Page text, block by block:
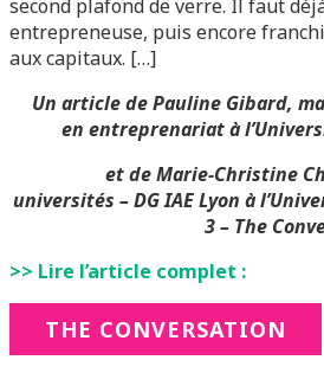
second plafond de verre. Il faut
entrepreneuse, puis encore
aux capitaux. […]
Un article de Pauline Gibard,
en entreprenariat à
et de Marie-Christine
universités – DG IAE Lyon à
3– The
>> Lire l’article complet :
THE CONVERSATION